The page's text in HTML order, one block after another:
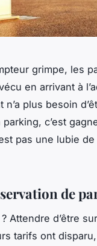
grimpe, les
en arrivant à
plus besoin
c’est
pas une lubie
de
Attendre d’être
tarifs ont